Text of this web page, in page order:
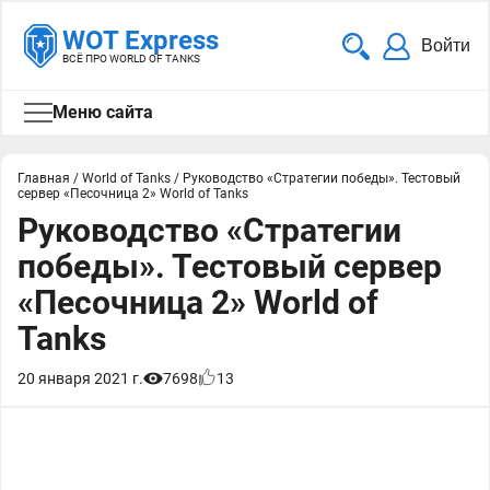
WOT Express
ВСЁ ПРО WORLD OF TANKS
Войти
Меню сайта
Главная / World of Tanks / Руководство «Стратегии победы». Тестовый
сервер «Песочница 2» World of Tanks
Руководство «Стратегии
победы». Тестовый сервер
«Песочница 2» World of
Tanks
20 января 2021 г. 7698 13